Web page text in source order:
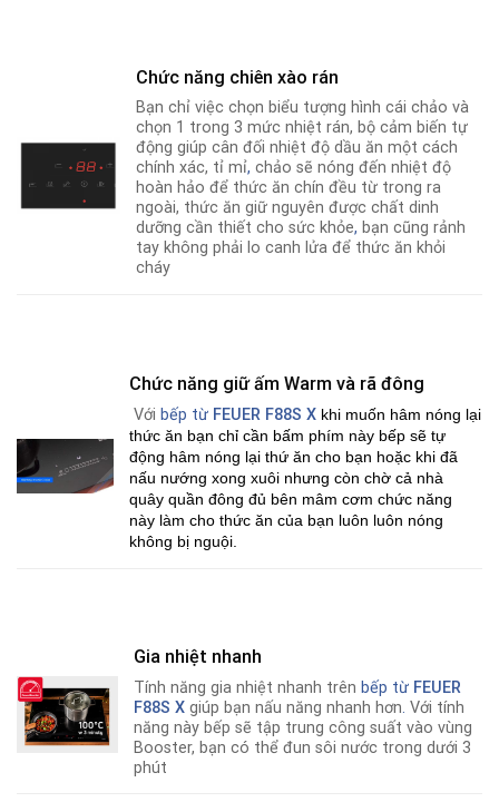
Chức năng chiên xào rán
Bạn chỉ việc chọn biểu tượng hình cái chảo và
chọn 1 trong 3 mức nhiệt rán, bộ cảm biến tự
động giúp cân đối nhiệt độ dầu ăn một cách
chính xác, tỉ mỉ, chảo sẽ nóng đến nhiệt độ
hoàn hảo để thức ăn chín đều từ trong ra
ngoài, thức ăn giữ nguyên được chất dinh
dưỡng cần thiết cho sức khỏe, bạn cũng rảnh
tay không phải lo canh lửa để thức ăn khỏi
cháy
Chức năng giữ ấm Warm và rã đông
Với bếp từ FEUER F88S X khi muốn hâm nóng lại
thức ăn bạn chỉ cần bấm phím này bếp sẽ tự
động hâm nóng lại thứ ăn cho bạn hoặc khi đã
nấu nướng xong xuôi nhưng còn chờ cả nhà
quây quần đông đủ bên mâm cơm chức năng
này làm cho thức ăn của bạn luôn luôn nóng
không bị nguội.
Gia nhiệt nhanh
Tính năng gia nhiệt nhanh trên bếp từ FEUER
F88S X giúp bạn nấu năng nhanh hơn. Với tính
năng này bếp sẽ tập trung công suất vào vùng
Booster, bạn có thể đun sôi nước trong dưới 3
phút